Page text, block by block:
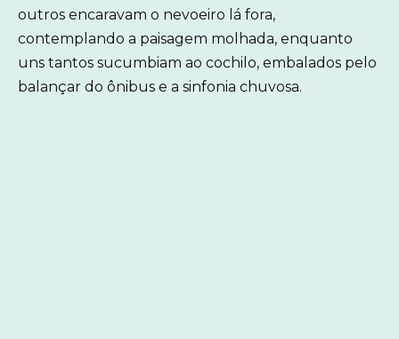
outros encaravam o nevoeiro lá fora,
contemplando a paisagem molhada, enquanto
uns tantos sucumbiam ao cochilo, embalados pelo
balançar do ônibus e a sinfonia chuvosa.